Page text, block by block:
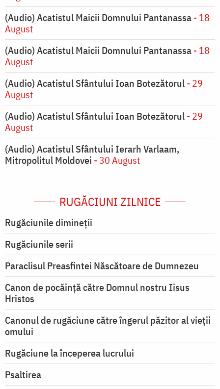
(Audio) Acatistul Maicii Domnului Pantanassa- 18
August
(Audio) Acatistul Maicii Domnului Pantanassa- 18
August
(Audio) Acatistul Sfântului Ioan Botezătorul- 29
August
(Audio) Acatistul Sfântului Ioan Botezătorul- 29
August
(Audio) Acatistul Sfântului Ierarh Varlaam,
Mitropolitul Moldovei - 30 August
RUGĂCIUNI ZILNICE
Rugăciunile dimineții
Rugăciunile serii
Paraclisul Preasfintei Născătoare de Dumnezeu
Canon de pocăință către Domnul nostru Iisus
Hristos
Canonul de rugăciune către îngerul păzitor al vieții
omului
Rugăciune la începerea lucrului
Psaltirea